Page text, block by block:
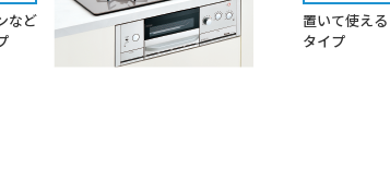
など
置いて使える
タイプ